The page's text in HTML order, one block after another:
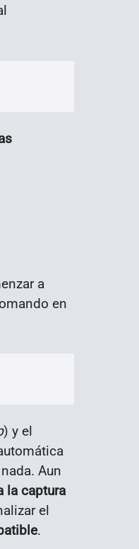
a
en
) y el
Aun
la captura
el
.